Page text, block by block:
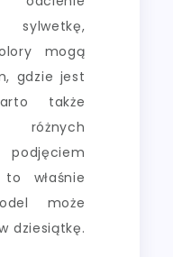
mogą
gdzie jest
także
różnych
właśnie
może
dziesiątkę.